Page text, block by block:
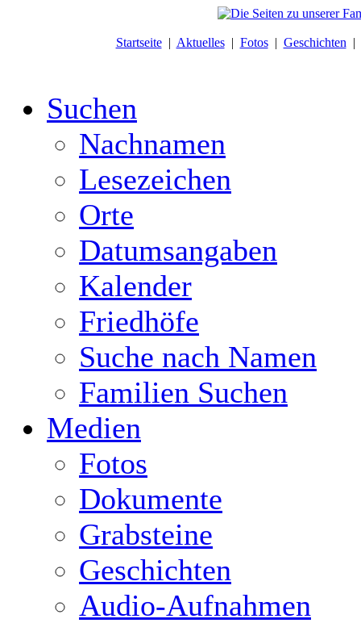
Startseite| Aktuelles| Fotos| Geschichten |
Suchen
Nachnamen
Lesezeichen
Orte
Datumsangaben
Kalender
Friedhöfe
Suche nach Namen
Familien Suchen
Medien
Fotos
Dokumente
Grabsteine
Geschichten
Audio-Aufnahmen